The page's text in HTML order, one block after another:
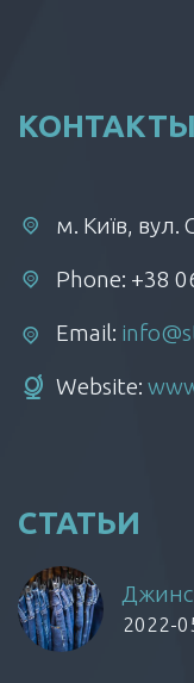
КОНТАКТЫ
м. Київ,
Phone: +38
Email:
Website:
СТАТЬИ
2022-